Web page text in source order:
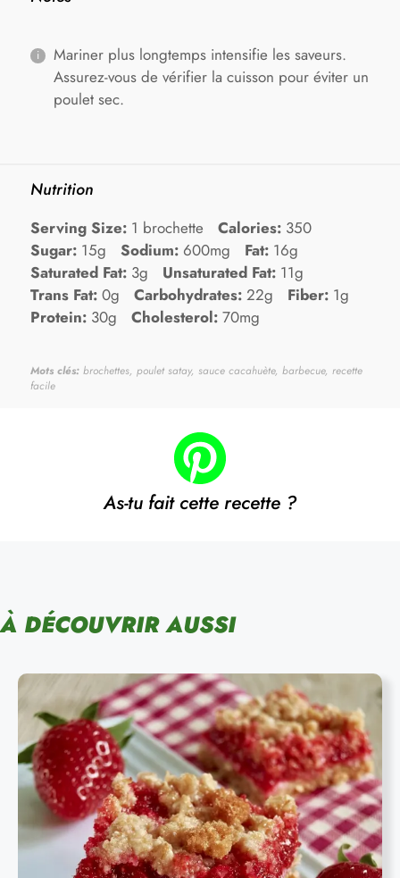
Mariner plus longtemps intensifie les saveurs.
Assurez-vous de vérifier la cuisson pour éviter un
poulet sec.
Nutrition
Serving Size: 1 brochette Calories: 350
Sugar: 15g Sodium: 600mg Fat: 16g
Saturated Fat: 3g Unsaturated Fat: 11g
Trans Fat: 0g Carbohydrates: 22g Fiber: 1g
Protein: 30g Cholesterol: 70mg
Mots clés: brochettes, poulet satay, sauce cacahuète, barbecue, recette
facile
As-tu fait cette recette ?
À DÉCOUVRIR AUSSI